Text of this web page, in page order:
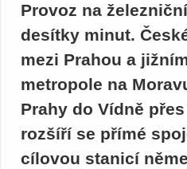
Provoz na
desítky minut.
mezi Prahou a
metropole na
Prahy do Vídně
rozšíří se přímé
cílovou stanicí